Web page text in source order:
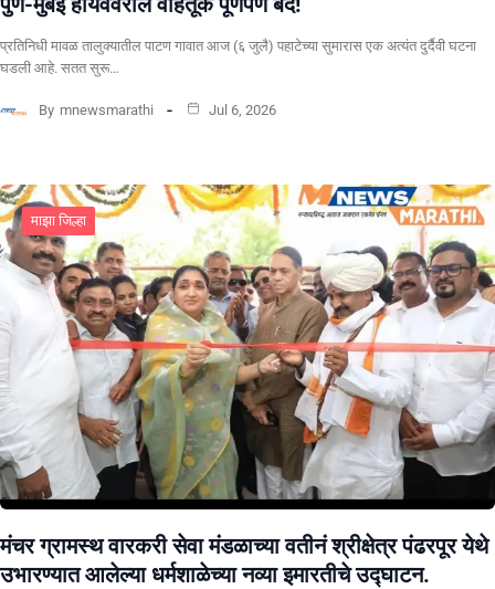
​प्रतिनिधी मावळ तालुक्यातील पाटण गावात आज (६ जुलै) पहाटेच्या सुमारास एक अत्यंत दुर्दैवी घटना
घडली आहे. सतत सुरू…
By mnewsmarathi Jul 6, 2026
माझा जिल्हा
मंचर ग्रामस्थ वारकरी सेवा मंडळाच्या वतीनं श्रीक्षेत्र पंढरपूर येथे
उभारण्यात आलेल्या धर्मशाळेच्या नव्या इमारतीचे उद्घाटन.